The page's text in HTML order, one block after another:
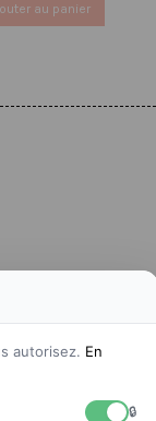
au panier
autorisez. En
🔒